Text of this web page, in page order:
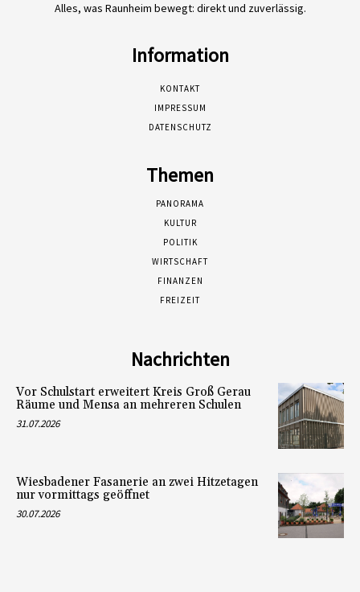
Alles, was Raunheim bewegt: direkt und zuverlässig.
Information
KONTAKT
IMPRESSUM
DATENSCHUTZ
Themen
PANORAMA
KULTUR
POLITIK
WIRTSCHAFT
FINANZEN
FREIZEIT
Nachrichten
Vor Schulstart erweitert Kreis Groß Gerau
Räume und Mensa an mehreren Schulen
31.07.2026
Wiesbadener Fasanerie an zwei Hitzetagen
nur vormittags geöffnet
30.07.2026